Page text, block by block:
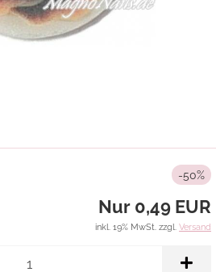
-50%
Nur 0,49 EUR
inkl. 19% MwSt. zzgl. Versand